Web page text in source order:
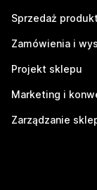
Sprzedaż
Zamówienia i
Projekt sklepu
Marketing i
Zarządzanie